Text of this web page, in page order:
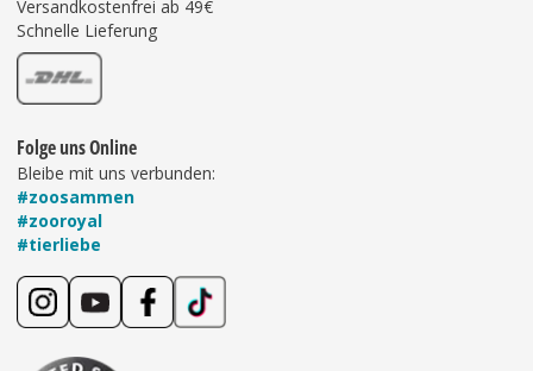
Versandkostenfrei ab 49€
Schnelle Lieferung
Folge uns Online
Bleibe mit uns verbunden:
#zoosammen
#zooroyal
#tierliebe